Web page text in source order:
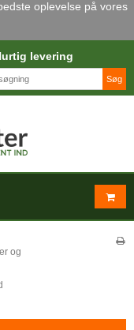
oplevelse på vores
levering
Søg
og